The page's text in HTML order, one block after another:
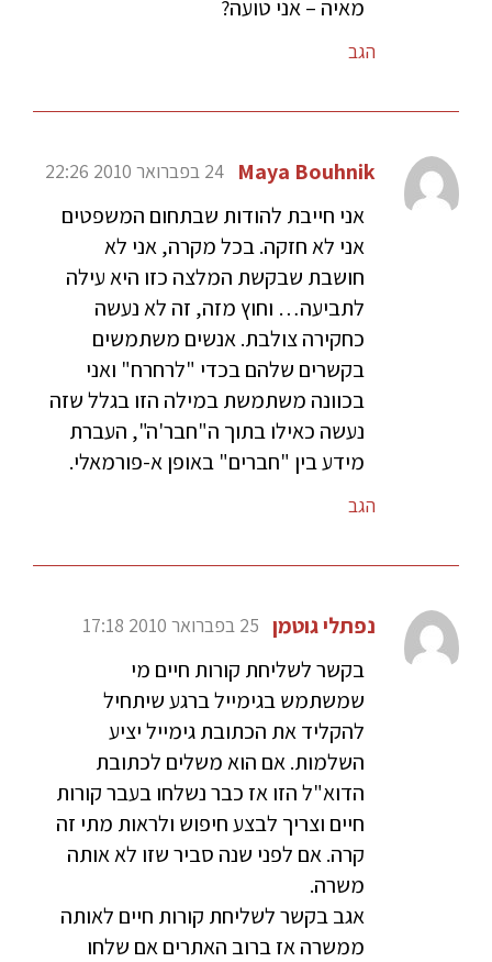
מאיה – אני טועה?
הגב
Maya Bouhnik 24 בפברואר 2010 22:26
אני חייבת להודות שבתחום המשפטים
אני לא חזקה. בכל מקרה, אני לא
חושבת שבקשת המלצה כזו היא עילה
לתביעה… וחוץ מזה, זה לא נעשה
כחקירה צולבת. אנשים משתמשים
בקשרים שלהם בכדי "לרחרח" ואני
בכוונה משתמשת במילה הזו בגלל שזה
נעשה כאילו בתוך ה"חבר'ה", העברת
מידע בין "חברים" באופן א-פורמאלי.
הגב
נפתלי גוטמן 25 בפברואר 2010 17:18
בקשר לשליחת קורות חיים מי
שמשתמש בגימייל ברגע שיתחיל
להקליד את הכתובת גימייל יציע
השלמות. אם הוא משלים לכתובת
הדוא"ל הזו אז כבר נשלחו בעבר קורות
חיים וצריך לבצע חיפוש ולראות מתי זה
קרה. אם לפני שנה סביר שזו לא אותה
משרה.
אגב בקשר לשליחת קורות חיים לאותה
ממשרה אז ברוב האתרים אם שלחו